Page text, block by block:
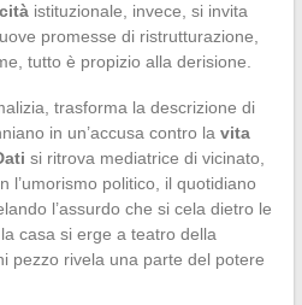
istituzionale, invece, si invita
promesse di ristrutturazione,
tutto è propizio alla derisione.
trasforma la descrizione di
in un’accusa contro la vita
si ritrova mediatrice di vicinato,
l’umorismo politico, il quotidiano
l’assurdo che si cela dietro le
casa si erge a teatro della
pezzo rivela una parte del potere